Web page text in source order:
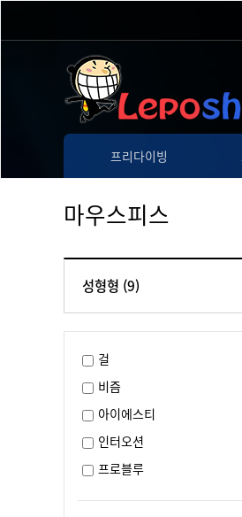
프리다이빙
마우스피스
성형형 (9)
걸
비즘
아이에스티
인터오션
프로블루